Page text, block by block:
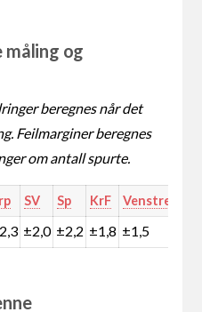
og
beregnes når det
Feilmarginer beregnes
om antall spurte.
SV Sp KrF Venstre
±2,0 ±2,2 ±1,8 ±1,5